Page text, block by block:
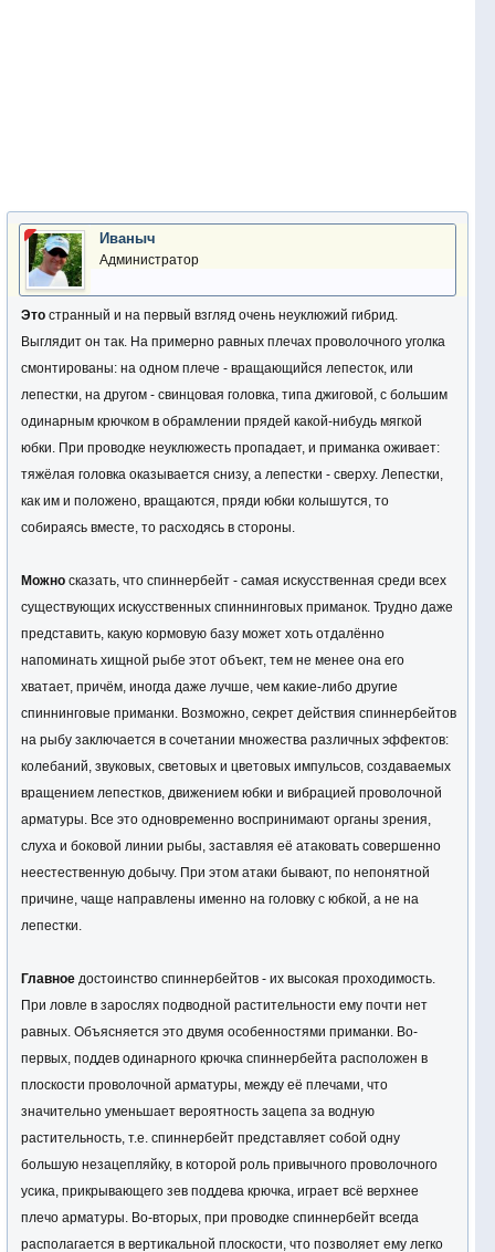
Иваныч
Администратор
Это странный и на первый взгляд очень неуклюжий гибрид.
Выглядит он так. На примерно равных плечах проволочного уголка
смонтированы: на одном плече - вращающийся лепесток, или
лепестки, на другом - свинцовая головка, типа джиговой, с большим
одинарным крючком в обрамлении прядей какой-нибудь мягкой
юбки. При проводке неуклюжесть пропадает, и приманка оживает:
тяжёлая головка оказывается снизу, а лепестки - сверху. Лепестки,
как им и положено, вращаются, пряди юбки колышутся, то
собираясь вместе, то расходясь в стороны.
Можно сказать, что спиннербейт - самая искусственная среди всех
существующих искусственных спиннинговых приманок. Трудно даже
представить, какую кормовую базу может хоть отдалённо
напоминать хищной рыбе этот объект, тем не менее она его
хватает, причём, иногда даже лучше, чем какие-либо другие
спиннинговые приманки. Возможно, секрет действия спиннербейтов
на рыбу заключается в сочетании множества различных эффектов:
колебаний, звуковых, световых и цветовых импульсов, создаваемых
вращением лепестков, движением юбки и вибрацией проволочной
арматуры. Все это одновременно воспринимают органы зрения,
слуха и боковой линии рыбы, заставляя её атаковать совершенно
неестественную добычу. При этом атаки бывают, по непонятной
причине, чаще направлены именно на головку с юбкой, а не на
лепестки.
Главное достоинство спиннербейтов - их высокая проходимость.
При ловле в зарослях подводной растительности ему почти нет
равных. Объясняется это двумя особенностями приманки. Во-
первых, поддев одинарного крючка спиннербейта расположен в
плоскости проволочной арматуры, между её плечами, что
значительно уменьшает вероятность зацепа за водную
растительность, т.е. спиннербейт представляет собой одну
большую незацепляйку, в которой роль привычного проволочного
усика, прикрывающего зев поддева крючка, играет всё верхнее
плечо арматуры. Во-вторых, при проводке спиннербейт всегда
располагается в вертикальной плоскости, что позволяет ему легко